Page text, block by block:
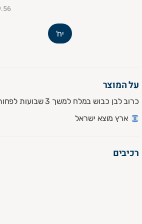
₪9.56
יח'
על המוצר
כרוב לבן כבוש במלח למשך 3 שבועות לפחות, בריא מאוד למערכת העיכול ועשיר בפרוביוטיקה
ארץ מוצא ישראל
רכיבים